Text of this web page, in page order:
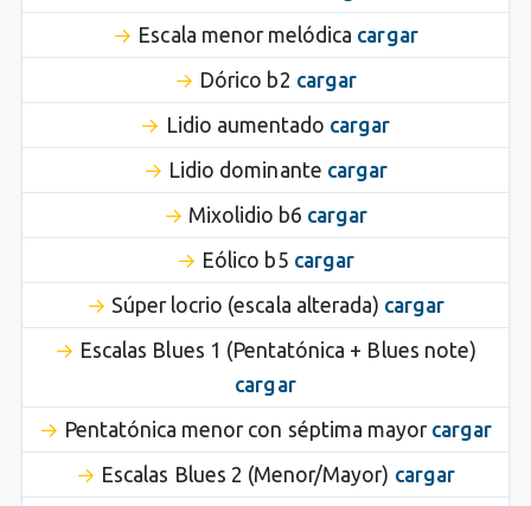
Escala menor melódica cargar
Dórico b2 cargar
Lidio aumentado cargar
Lidio dominante cargar
Mixolidio b6 cargar
Eólico b5 cargar
Súper locrio (escala alterada) cargar
Escalas Blues 1 (Pentatónica + Blues note)
cargar
Pentatónica menor con séptima mayor cargar
Escalas Blues 2 (Menor/Mayor) cargar